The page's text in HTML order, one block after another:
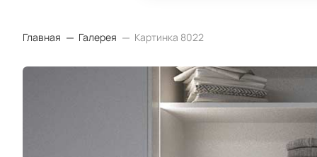
Главная Галерея Картинка 8022